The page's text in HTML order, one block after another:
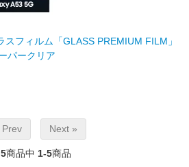
スフィルム「GLASS PREMIUM FILM」
パークリア
Prev Next »
5商品中 1-5商品